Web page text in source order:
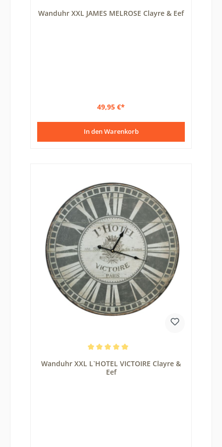
Wanduhr XXL JAMES MELROSE Clayre & Eef
49,95 €*
In den Warenkorb
Wanduhr XXL L`HOTEL VICTOIRE Clayre &
Eef